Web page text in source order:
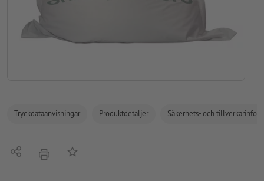
Tryckdataanvisningar Produktdetaljer Säkerhets- och
Dela erbjudandePå anteckningslistan